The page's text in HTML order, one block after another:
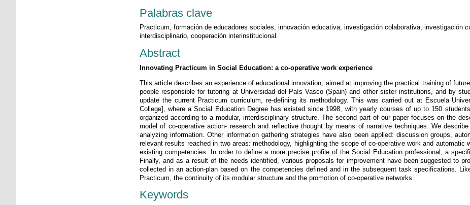
Palabras clave
Practicum, formación de educadores sociales, innovación educativa, investigación colaborativa, investigación
interdisciplinario, cooperación interinstitucional.
Abstract
Innovating Practicum in Social Education: a co-operative work experience
This article describes an experience of educational innovation, aimed at improving the practical training of
people responsible for tutoring at Universidad del País Vasco (Spain) and other sister institutions, and by
update the current Practicum curriculum, re-defining its methodology. This was carried out at Escuela
College], where a Social Education Degree has existed since 1998, with yearly courses of up to 150
organized according to a modular, interdisciplinary structure. The second part of our paper focuses on the
model of co-operative action- research and reflective thought by means of narrative techniques. We
analyzing information. Other information gathering strategies have also been applied: discussion groups,
relevant results reached in two areas: methodology, highlighting the scope of co-operative work and automatic
existing competencies. In order to define a more precise profile of the Social Education professional, a
Finally, and as a result of the needs identified, various proposals for improvement have been suggested to
collected in an action-plan based on the competencies defined and in the subsequent task specifications.
Practicum, the continuity of its modular structure and the promotion of co-operative networks.
Keywords